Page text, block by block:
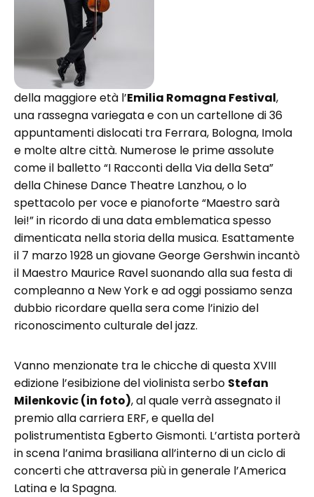
della maggiore età l’Emilia Romagna Festival,
una rassegna variegata e con un cartellone di 36
appuntamenti dislocati tra Ferrara, Bologna, Imola
e molte altre città. Numerose le prime assolute
come il balletto “I Racconti della Via della Seta”
della Chinese Dance Theatre Lanzhou, o lo
spettacolo per voce e pianoforte “Maestro sarà
lei!” in ricordo di una data emblematica spesso
dimenticata nella storia della musica. Esattamente
il 7 marzo 1928 un giovane George Gershwin incantò
il Maestro Maurice Ravel suonando alla sua festa di
compleanno a New York e ad oggi possiamo senza
dubbio ricordare quella sera come l’inizio del
riconoscimento culturale del jazz.
Vanno menzionate tra le chicche di questa XVIII
edizione l’esibizione del violinista serbo Stefan
Milenkovic (in foto), al quale verrà assegnato il
premio alla carriera ERF, e quella del
polistrumentista Egberto Gismonti. L’artista porterà
in scena l’anima brasiliana all’interno di un ciclo di
concerti che attraversa più in generale l’America
Latina e la Spagna.